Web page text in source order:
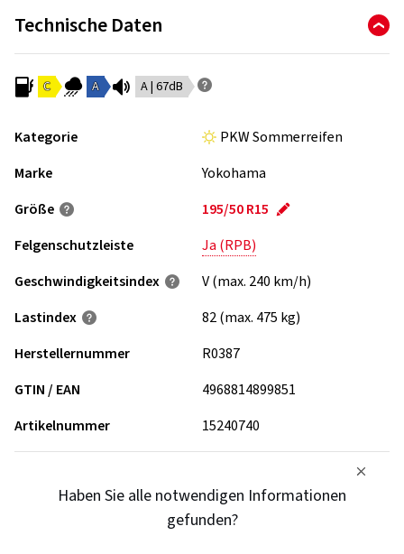
Technische Daten
C A A | 67dB
Kategorie
PKW Sommerreifen
Marke
Yokohama
Größe
195/50 R15
Felgenschutzleiste
Ja (RPB)
Geschwindigkeits­index
V (max. 240 km/h)
Lastindex
82 (max. 475 kg)
Herstellernummer
R0387
GTIN / EAN
4968814899851
Artikelnummer
15240740
Haben Sie alle notwendigen Informationen
gefunden?